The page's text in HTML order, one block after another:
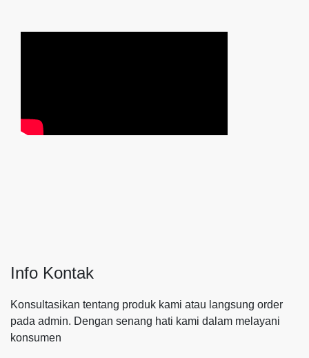
Info Kontak
Konsultasikan tentang produk kami atau langsung order
pada admin. Dengan senang hati kami dalam melayani
konsumen